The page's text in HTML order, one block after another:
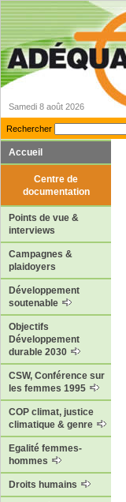
Samedi 8 août 2026
Rechercher
Accueil
Centre de
documentation
Points de vue &
interviews
Campagnes &
plaidoyers
Développement
soutenable
Objectifs
Développement
durable 2030
CSW, Conférence sur
les femmes 1995
COP climat, justice
climatique & genre
Egalité femmes-
hommes
Droits humains